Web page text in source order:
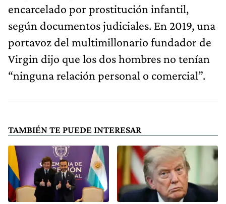
encarcelado por prostitución infantil,
según documentos judiciales. En 2019, una
portavoz del multimillonario fundador de
Virgin dijo que los dos hombres no tenían
“ninguna relación personal o comercial”.
TAMBIÉN TE PUEDE INTERESAR